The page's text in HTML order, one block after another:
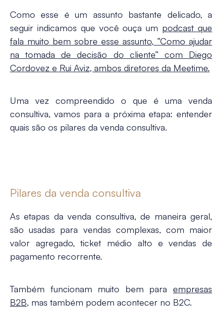
Como esse é um assunto bastante delicado, a
seguir indicamos que você ouça um podcast que
fala muito bem sobre esse assunto, “Como ajudar
na tomada de decisão do cliente” com Diego
Cordovez e Rui Aviz, ambos diretores da Meetime.
Uma vez compreendido o que é uma venda
consultiva, vamos para a próxima etapa: entender
quais são os pilares da venda consultiva.
Pilares da venda consultiva
As etapas da venda consultiva, de maneira geral,
são usadas para vendas complexas, com maior
valor agregado, ticket médio alto e vendas de
pagamento recorrente.
Também funcionam muito bem para empresas
B2B, mas também podem acontecer no B2C.